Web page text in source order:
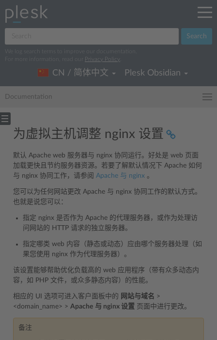
Search
We log search terms to improve our documentation.
For more information, read our
Privacy Policy
CN / 简体中文 Plesk Obsidian
Documentation
为虚拟主机调整 nginx 设置
默认 Apache web 服务器与 nginx 协同运行。好处是 web 页面
加载更快且节约服务器资源。若要了解默认情况下 Apache 如何
与 nginx 协同工作，请参阅 Apache 与 nginx 。
您可以为任何网站更改 Apache 与 nginx 协同工作的默认方式。
也就是说您可以：
指定 nginx 是否作为 Apache 的代理服务器，或作为处理访
问网站的 HTTP 请求的独立服务器。
指定哪类 web 内容（静态或动态）应由哪个服务器处理（如
果您使用 nginx 作为代理服务器）。
该设置能够帮助优化负载高的 web 应用程序（带有众多动态内
容，如 PHP 文件，或众多静态内容）的性能。
相应的 UI 选项可进入客户面板中的 网站与域名 >
<domain_name> > Apache 与 nginx 设置 页面中进行更改。
备注